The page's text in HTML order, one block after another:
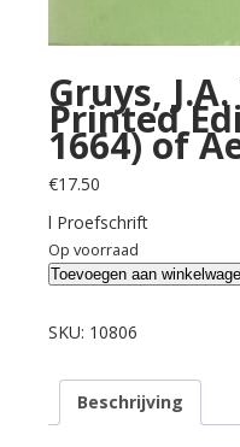
Gruys,
Printed
1664) of
€17.50
l Proefschrift
Op voorraad
Gruys,
The
Printed
Editions
Toevoegen aan
SKU: 10806
Beschrijving